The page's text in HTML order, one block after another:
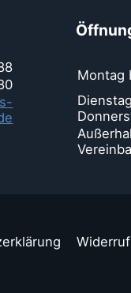
Montag